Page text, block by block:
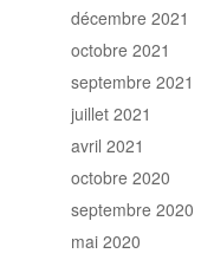
décembre 2021
octobre 2021
septembre 2021
juillet 2021
avril 2021
octobre 2020
septembre 2020
mai 2020